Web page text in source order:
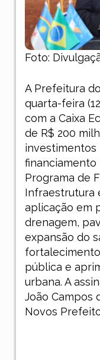
Foto:
A Prefeitura
quarta-feira
com a Caixa
de R$ 200
investimentos
financiamento
Programa de
Infraestrutura
aplicação em
drenagem,
expansão do
pública e
urbana. A
João Campos
Novos